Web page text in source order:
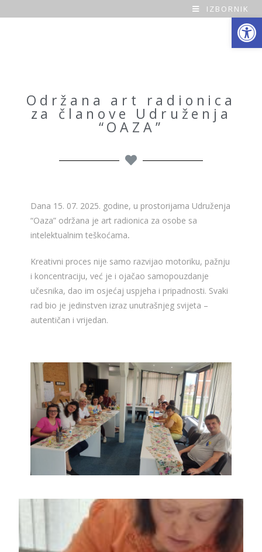
Open toolbar
O
IZBORNIK
Održana art radionica
za članove Udruženja
“OAZA”
Dana 15. 07. 2025. godine, u prostorijama Udruženja
“Oaza” održana je art radionica za osobe sa
intelektualnim teškoćama.
Kreativni proces nije samo razvijao motoriku, pažnju
i koncentraciju, već je i ojačao samopouzdanje
učesnika, dao im osjećaj uspjeha i pripadnosti. Svaki
rad bio je jedinstven izraz unutrašnjeg svijeta –
autentičan i vrijedan.